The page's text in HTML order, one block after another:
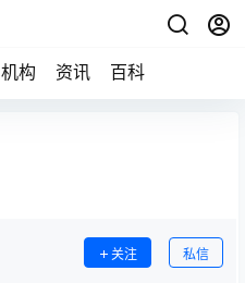
机构 资讯 百科
关注 私信